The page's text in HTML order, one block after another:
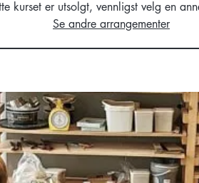
kurset er utsolgt, vennligst velg en
Se andre arrangementer